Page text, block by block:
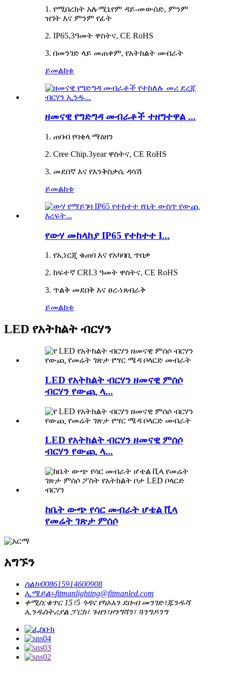
1. የሚበረክት አሉሚኒየም ዳይ-መውሰድ, ምንም
ዝገት እና ምንም የፊት
2. IP65,3ዓመት ዋስትና, CE RoHS
3. በመንገድ ላይ መጠቀም, የአትክልት መብራት
ይመልከቱ
ዘመናዊ የግድግዳ መብራቶች ተዘግተዋል ...
1. ጠባብ የባቄላ ማዕዘን
2. Cree Chip.3year ዋስትና, CE RoHS
3. መደበኛ እና የእንቅስቃሴ ዳሳሽ
ይመልከቱ
የውሃ መከላከያ IP65 የተከተተ I...
1. የኢነርጂ ቁጠባ እና የአካባቢ ጥበቃ
2. ከፍተኛ CRI.3 ዓመት ዋስትና, CE RoHS
3. ጥልቅ መደበቅ እና ፀረ-ነጸብራቅ
ይመልከቱ
LED የአትክልት ብርሃን
LED የአትክልት ብርሃን ዘመናዊ ምሰሶ
ብርሃን የውጪ ላ...
LED የአትክልት ብርሃን ዘመናዊ ምሰሶ
ብርሃን የውጪ ላ...
ከቤት ውጭ የሳር መብራት ሆቴል ቪላ
የመሬት ገጽታ ምሰሶ
አግኙን
ስልክ፡008615914600908
ኢሜይል፡-fitmanlighting@fitmanled.com
ቀሚስ:ቁጥር 15፣5 ጎዳና የካኦአን ደቡብ መንገድ፣ጁንዱሻ
ኢንዱስትሪያል ፓርክ፣ ጉዘን፣ዞንግሻን፣ ጓንግዶንግ